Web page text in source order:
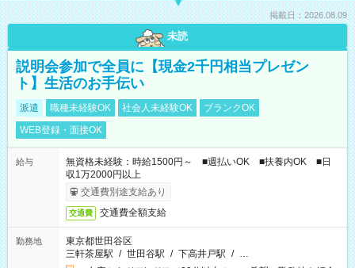
掲載日：2026.08.09
未読
説明会参加で全員に【現金2千円相当プレゼン
ト】生活のお手伝い
派遣 職種未経験OK 社会人未経験OK
ブランクOK
WEB登録・面接OK
給与
無資格未経験：時給1500円～ ■週払いOK ■扶養内OK ■日
収1万2000円以上
交通費別途支給あり
交通費 交通費全額支給
勤務地
東京都世田谷区
三軒茶屋駅 / 世田谷駅 / 下高井戸駅 / …